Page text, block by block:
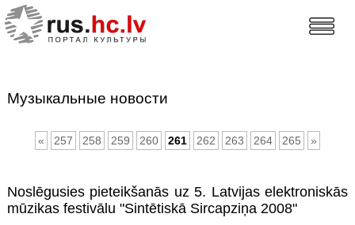
Музыкальные новости
« 257 258 259 260 261 262 263 264 265 »
Noslēgusies pieteikšanās uz 5. Latvijas elektroniskās
mūzikas festivālu "Sintētiskā Sircapziņa 2008"